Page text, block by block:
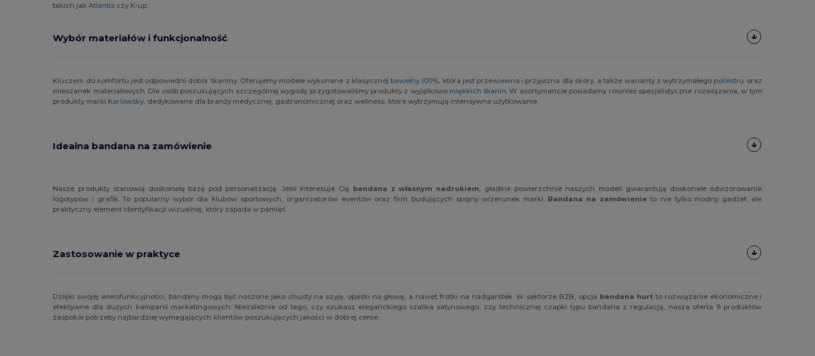
takich jakAtlantis czy K-up
Wybór materiałów i funkcjonalność
Kluczem do komfortu jest odpowiedni dobór tkaniny. Oferujemy modele wykonane z klasycznej bawełny 100% , która jest przewiewna i przyjazna dla skóry, a także warianty z wytrzymałego poliestru oraz
mieszanek materiałowych. Dla osób poszukujących szczególnej wygody przygotowaliśmy produkty z wyjątkowo miękkich tkanin . W asortymencie posiadamy również specjalistyczne rozwiązania, w tym
produkty marki Karlowsky , dedykowane dla branży medycznej, gastronomicznej oraz wellness, które wytrzymują intensywne użytkowanie.
Idealna bandana na zamówienie
Nasze produkty stanowią doskonałą bazę pod personalizację. Jeśli interesuje Cię bandana z własnym nadrukiem , gładkie powierzchnie naszych modeli gwarantują doskonałe odwzorowanie
logotypów i grafik. To popularny wybór dla klubów sportowych, organizatorów eventów oraz firm budujących spójny wizerunek marki. Bandana na zamówienieto nie tylko modny gadżet, ale
praktyczny element identyfikacji wizualnej, który zapada w pamięć.
Zastosowanie w praktyce
Dzięki swojej wielofunkcyjności, bandany mogą być noszone jako chusty na szyję, opaski na głowę, a nawet frotki na nadgarstek. W sektorze B2B, opcja bandana hurt to rozwiązanie ekonomiczne i
efektywne dla dużych kampanii marketingowych. Niezależnie od tego, czy szukasz eleganckiego szalika satynowego, czy technicznej czapki typu bandana z regulacją, nasza oferta 9 produktów
zaspokoi potrzeby najbardziej wymagających klientów poszukujących jakości w dobrej cenie.